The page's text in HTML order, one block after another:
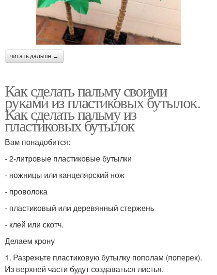
читать дальше →
Как сделать пальму своими
руками из пластиковых бутылок.
Как сделать пальму из
пластиковых бутылок
Вам понадобится:
- 2-литровые пластиковые бутылки
- ножницы или канцелярский нож
- проволока
- пластиковый или деревянный стержень
- клей или скотч.
Делаем крону
1. Разрежьте пластиковую бутылку пополам (поперек).
Из верхней части будут создаваться листья.